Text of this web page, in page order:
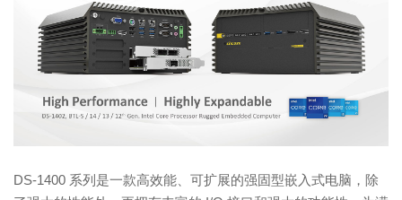
DS-1400 系列是一款高效能、可扩展的强固型嵌入式电脑，除